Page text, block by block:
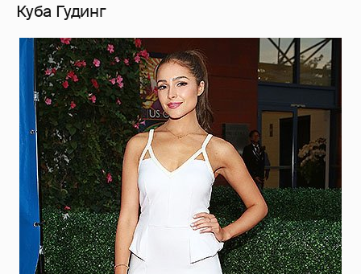
Куба Гудинг